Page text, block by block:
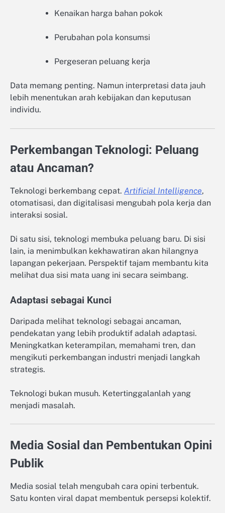
Kenaikan harga bahan pokok
Perubahan pola konsumsi
Pergeseran peluang kerja
Data memang penting. Namun interpretasi data jauh
lebih menentukan arah kebijakan dan keputusan
individu.
Perkembangan Teknologi: Peluang
atau Ancaman?
Teknologi berkembang cepat. Artificial Intelligence,
otomatisasi, dan digitalisasi mengubah pola kerja dan
interaksi sosial.
Di satu sisi, teknologi membuka peluang baru. Di sisi
lain, ia menimbulkan kekhawatiran akan hilangnya
lapangan pekerjaan. Perspektif tajam membantu kita
melihat dua sisi mata uang ini secara seimbang.
Adaptasi sebagai Kunci
Daripada melihat teknologi sebagai ancaman,
pendekatan yang lebih produktif adalah adaptasi.
Meningkatkan keterampilan, memahami tren, dan
mengikuti perkembangan industri menjadi langkah
strategis.
Teknologi bukan musuh. Ketertinggalanlah yang
menjadi masalah.
Media Sosial dan Pembentukan Opini
Publik
Media sosial telah mengubah cara opini terbentuk.
Satu konten viral dapat membentuk persepsi kolektif.